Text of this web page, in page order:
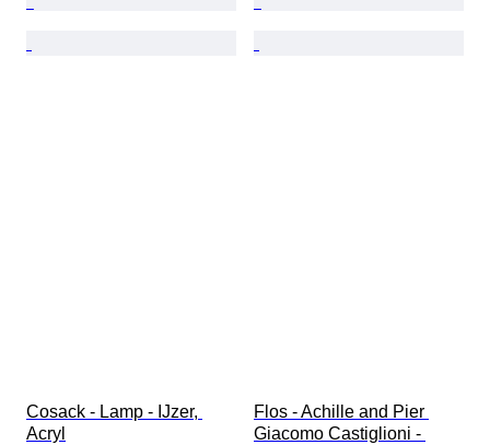
Cosack - Lamp - IJzer,
Acryl
Flos - Achille and Pier
Giacomo Castiglioni -